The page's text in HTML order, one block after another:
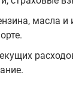
масла и